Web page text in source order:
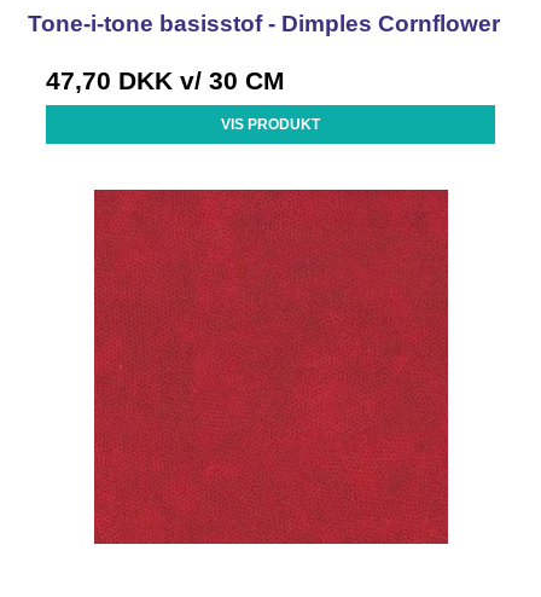
Tone-i-tone basisstof - Dimples Cornflower
47,70 DKK v/ 30 CM
VIS PRODUKT